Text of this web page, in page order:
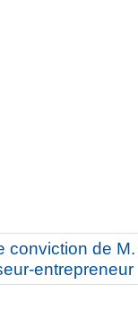
conviction de
entrepreneur